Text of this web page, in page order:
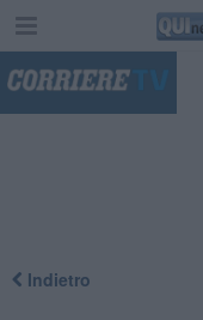
Indietro